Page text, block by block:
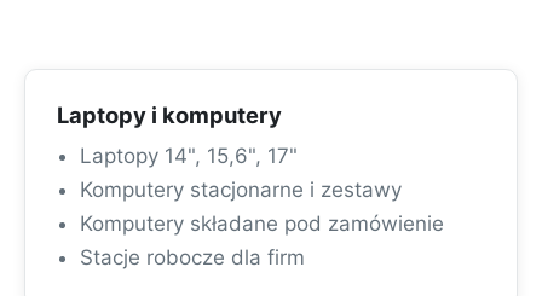
Laptopy i komputery
Laptopy 14", 15,6", 17"
Komputery stacjonarne i zestawy
Komputery składane pod zamówienie
Stacje robocze dla firm